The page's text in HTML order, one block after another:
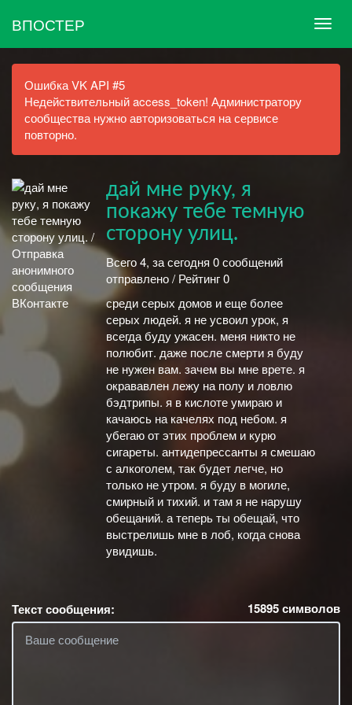
ВПОСТЕР
Ошибка VK API #5
Недействительный access_token! Администратору
сообщества нужно авторизоваться на сервисе
повторно.
дай мне руку, я
покажу тебе темную
сторону улиц.
Всего 4, за сегодня 0 сообщений
отправлено / Рейтинг 0
среди серых домов и еще более
серых людей. я не усвоил урок, я
всегда буду ужасен. меня никто не
полюбит. даже после смерти я буду
не нужен вам. зачем вы мне врете. я
окрававлен лежу на полу и ловлю
бэдтрипы. я в кислоте умираю и
качаюсь на качелях под небом. я
убегаю от этих проблем и курю
сигареты. антидепрессанты я смешаю
с алкоголем, так будет легче, но
только не утром. я буду в могиле,
смирный и тихий. и там я не нарушу
обещаний. а теперь ты обещай, что
выстрелишь мне в лоб, когда снова
увидишь.
Текст сообщения: 15895символов